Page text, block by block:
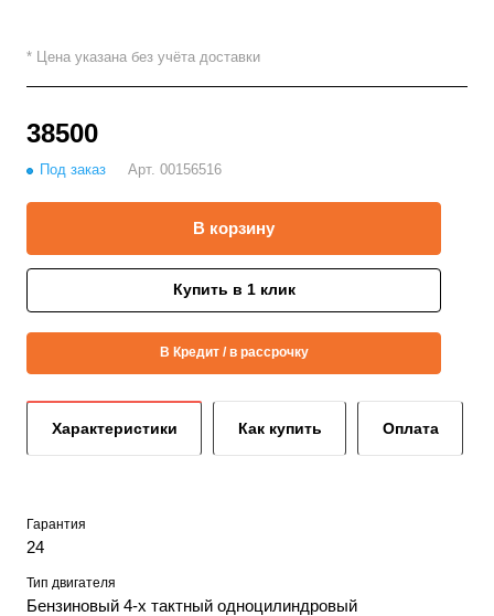
* Цена указана без учёта доставки
38500
Под заказ Арт. 00156516
В корзину
Купить в 1 клик
В Кредит / в рассрочку
Характеристики Как купить Оплата
Гарантия
24
Тип двигателя
Бензиновый 4-х тактный одноцилиндровый